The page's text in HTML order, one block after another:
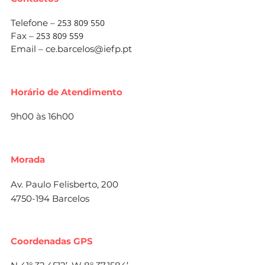
Telefone – 253 809 550
Fax – 253 809 559
Email – ce.barcelos@iefp.pt
Horário de Atendimento
9h00 às 16h00
Morada
Av. Paulo Felisberto, 200
4750-194 Barcelos
Coordenadas GPS